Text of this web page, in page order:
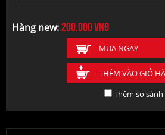
Hàng new:200.000vnđ
MUA NGAY
THÊM VÀO GIỎ
Thêm so sánh